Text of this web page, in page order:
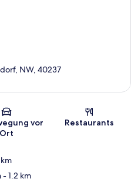
Karte
NW, 40237
vor
Ort
Restaurants
- 1.2 km